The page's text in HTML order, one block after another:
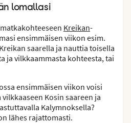
lomallasi
Kreikan-
ensimmäisen viikon esim.
saarella ja nauttia toisella
ja vilkkaammasta kohteesta, tai
ensimmäisen viikon voisi
Kosin saareen ja
Kalymnoksella?
lähes rajattomasti.